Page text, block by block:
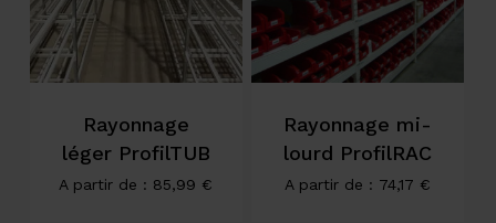
Rayonnage
léger ProfilTUB
A partir de : 85,99 €
Rayonnage mi-
lourd ProfilRAC
A partir de : 74,17 €